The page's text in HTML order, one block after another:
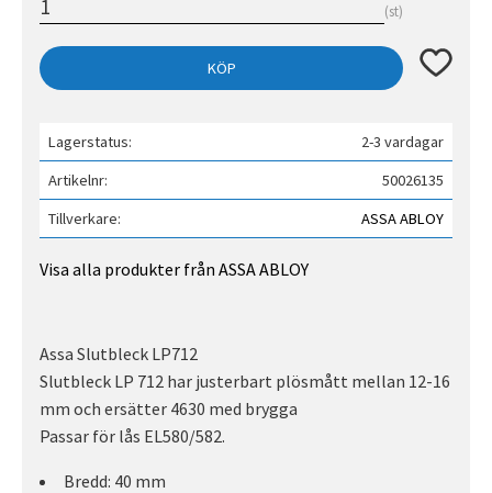
st
KÖP Lägg till
Lagerstatus
2-3 vardagar
Artikelnr
50026135
Tillverkare
ASSA ABLOY
Visa alla produkter från ASSA ABLOY
Assa Slutbleck LP712
Slutbleck LP 712 har justerbart plösmått mellan 12-16
mm och ersätter 4630 med brygga
Passar för lås EL580/582.
Bredd: 40 mm